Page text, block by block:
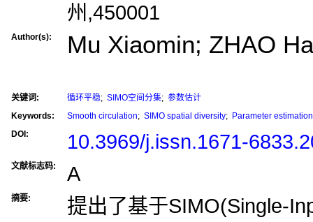
州,450001
Author(s): Mu Xiaomin; ZHAO
关键词: 循环平稳; SIMO空间分集; 参数估计
Keywords:
Smooth circulation; SIMO spatial diversity; Parameter estimation
DOI:
10.3969/j.issn.1671-
文献标志码: A
摘要:
提出了基于SIMO(Single-